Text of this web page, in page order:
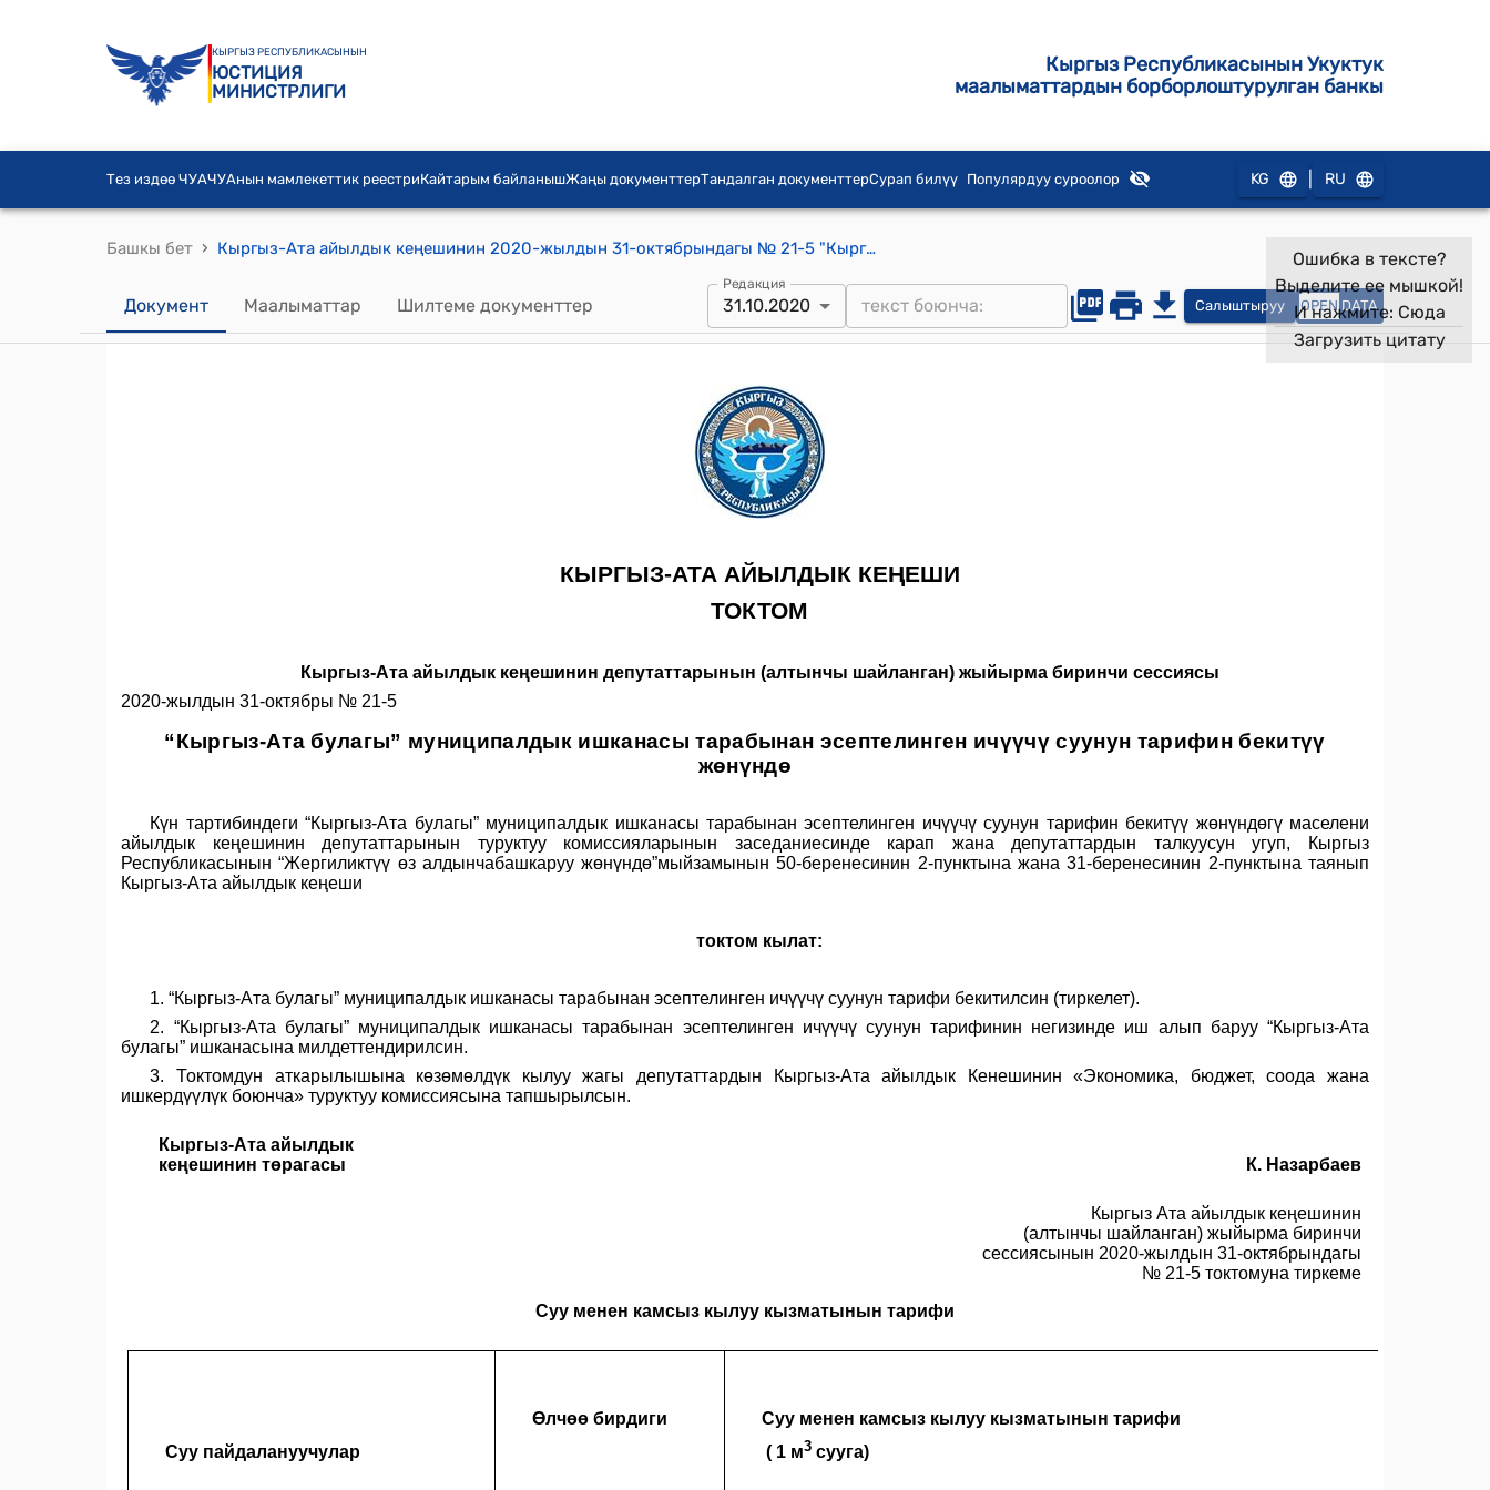
КЫРГЫЗ РЕСПУБЛИКАСЫНЫН
ЮСТИЦИЯ
МИНИСТРЛИГИ
Кыргыз Республикасынын Укуктук
маалыматтардын борборлоштурулган банкы
Тез издөө ЧУАЧУАнын мамлекеттик реестриКайтарым байланышЖаңы документтерТандалган документтерСурап билүү Популярдуу суроолор KG RU
Башкы бет › Кыргыз-Ата айылдык кеңешинин 2020-жылдын 31-октябрындагы № 21-5 "Кыргыз-Ата булагы" муниципалдык ишканасы тарабынан эсептелинген ичүүчү суунун тарифин бекитүү жөнүндө" токтому
Документ Маалыматтар Шилтеме документтер
Редакция
31.10.2020 Салыштыруу OPEN DATA
Ошибка в тексте?
Выделите ее мышкой!
И нажмите: Сюда
Загрузить цитату